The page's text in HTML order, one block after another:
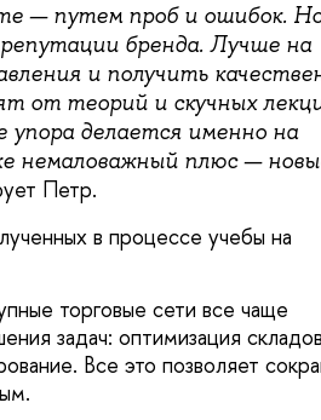
— путем проб и ошибок.
бренда. Лучше на
и получить
от теорий и скучных
делается именно на
немаловажный плюс —
Петр.
в процессе учебы на
торговые сети все чаще
задач: оптимизация
Все это позволяет